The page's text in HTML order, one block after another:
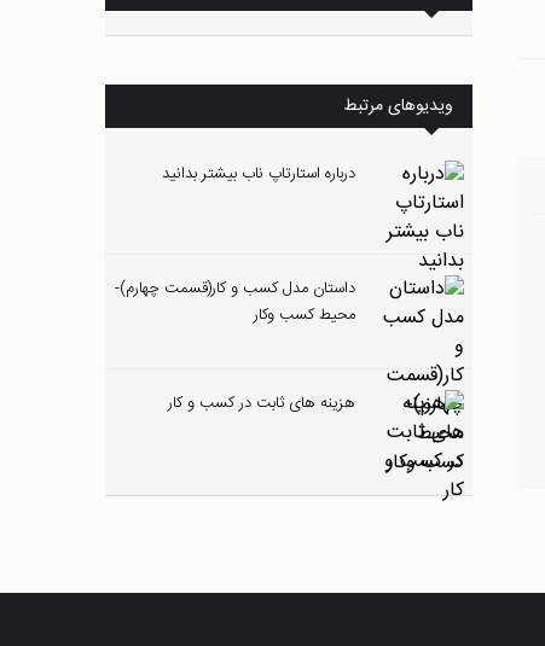
ویدیوهای مرتبط
درباره استارتاپ ناب بیشتر بدانید
داستان مدل کسب و کار(قسمت چهارم)-
محیط کسب وکار
هزینه های ثابت در کسب و کار